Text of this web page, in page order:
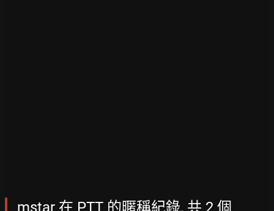
mstar 在 PTT 的暱稱紀錄, 共 2 個